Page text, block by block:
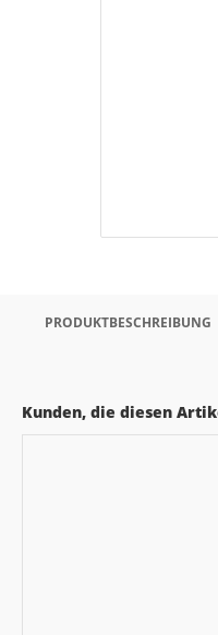
PRODUKTBESCHREIBUNG
Kunden, die diesen